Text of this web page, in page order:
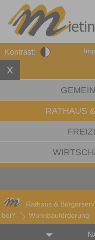
Kontrast:
RATHAUS
Rathaus &
bei?
Wohnbauförderung